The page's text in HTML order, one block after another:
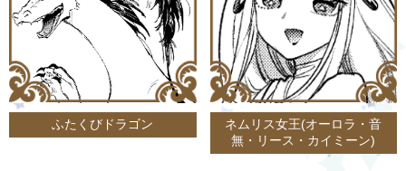
ふたくびドラゴン
ネムリス女王(オーロラ・音
無・リース・カイミーン)